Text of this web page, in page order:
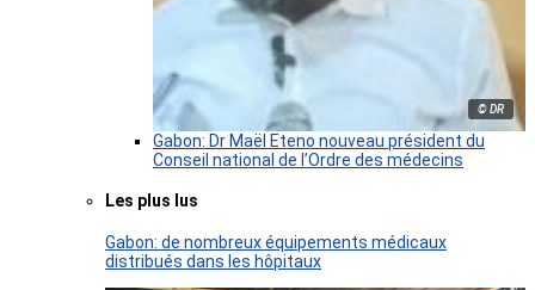
© DR
Gabon: Dr Maël Eteno nouveau président du
Conseil national de l’Ordre des médecins
Les plus lus
Gabon: de nombreux équipements médicaux
distribués dans les hôpitaux